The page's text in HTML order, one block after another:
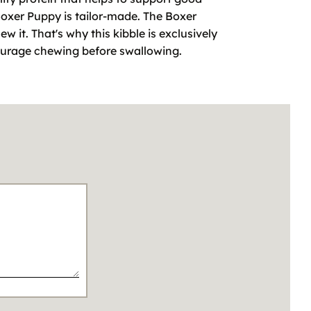
Puppy is tailor-made. The Boxer
it. That's why this kibble is exclusively
chewing before swallowing.